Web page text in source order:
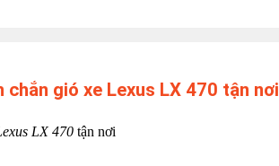
chắn gió xe Lexus LX 470 tận nơi
LX 470 tận nơi